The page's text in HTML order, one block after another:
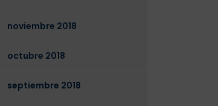
noviembre 2018
octubre 2018
septiembre 2018